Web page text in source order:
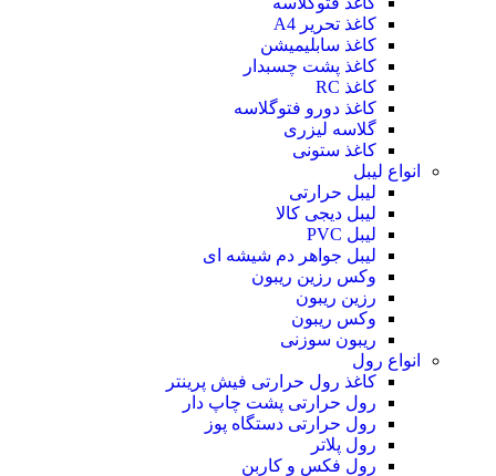
کاغذ تحریر A4
کاغذ سابلیمیشن
کاغذ پشت چسبدار
کاغذ RC
کاغذ دورو فتوگلاسه
گلاسه لیزری
کاغذ ستونی
انواع لیبل
لیبل حرارتی
لیبل دیجی کالا
لیبل PVC
لیبل جواهر دم شیشه ای
وکس رزین ریبون
رزین ریبون
وکس ریبون
ریبون سوزنی
انواع رول
کاغذ رول حرارتی فیش پرینتر
رول حرارتی پشت چاپ دار
رول حرارتی دستگاه پوز
رول پلاتر
رول فکس و کاربن